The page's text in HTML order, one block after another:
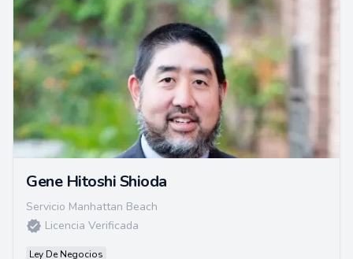
Gene Hitoshi Shioda
Servicio Manhattan Beach
Licencia Verificada
Ley De Negocios